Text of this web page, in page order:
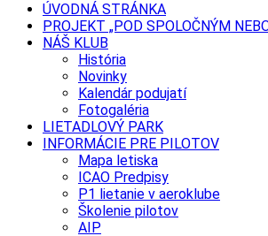
ÚVODNÁ STRÁNKA
PROJEKT „POD SPOLOČNÝM
NÁŠ KLUB
História
Novinky
Kalendár podujatí
Fotogaléria
LIETADLOVÝ PARK
INFORMÁCIE PRE PILOTOV
Mapa letiska
ICAO Predpisy
P1 lietanie v aeroklube
Školenie pilotov
AIP